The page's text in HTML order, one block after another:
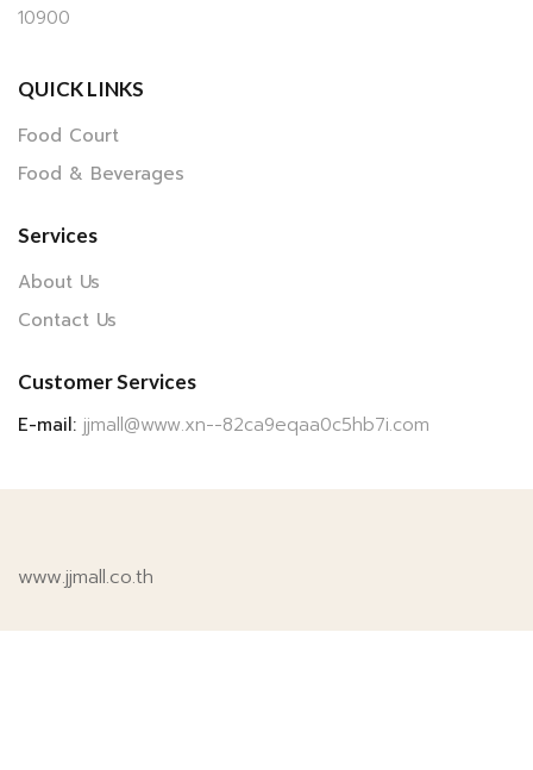
10900
QUICK LINKS
Food Court
Food & Beverages
Services
About Us
Contact Us
Customer Services
E-mail: jjmall@www.xn--82ca9eqaa0c5hb7i.com
www.jjmall.co.th